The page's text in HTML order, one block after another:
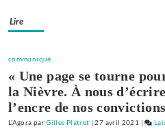
Lire
communiqué
« Une page se tourne
la Nièvre. À nous
l’encre de nos
L'Agora parGilles Platret |27 avril 2021 |